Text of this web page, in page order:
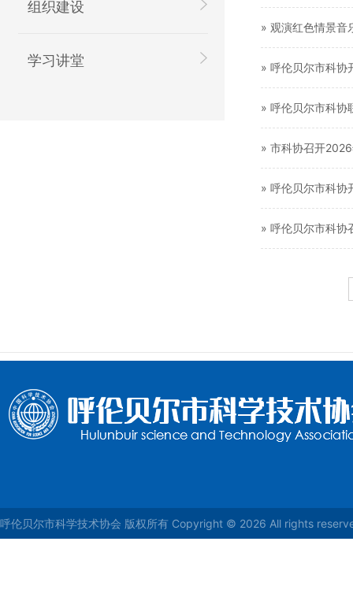
组织建设
学习讲堂
» 观演红色情景
» 呼伦贝尔市科协
» 呼伦贝尔市科协
» 市科协召开
» 呼伦贝尔市科协
» 呼伦贝尔市科协
呼伦贝尔市科学技术协会 版权所有 Copyright © 2026 All rights